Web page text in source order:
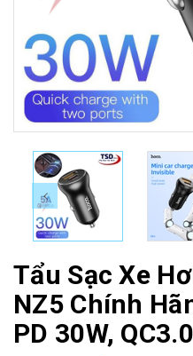
Tẩu Sạc Xe
NZ5 Chính
PD 30W,